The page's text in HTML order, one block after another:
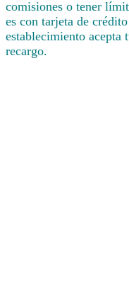
comisiones o tener
es con tarjeta de
establecimiento acepta
recargo.